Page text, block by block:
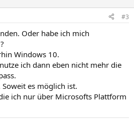
#3
Oder habe ich mich
Windows 10.
ich dann eben nicht mehr die
es möglich ist.
ich nur über Microsofts Plattform